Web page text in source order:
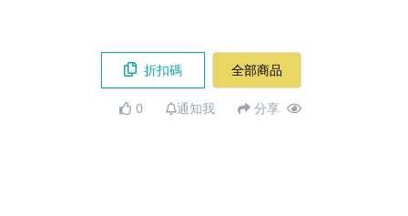
折扣碼 全部商品
0 通知我 分享